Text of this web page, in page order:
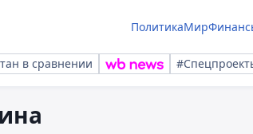
ПолитикаМир
в сравнении